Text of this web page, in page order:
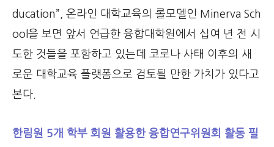
ducation”, 온라인 대학교육의 롤모델인 Minerva Sch
ool을 보면 앞서 언급한 융합대학원에서 십여 년 전 시
도한 것들을 포함하고 있는데 코로나 사태 이후의 새
로운 대학교육 플랫폼으로 검토될 만한 가치가 있다고
본다.
한림원 5개 학부 회원 활용한 융합연구위원회 활동 필